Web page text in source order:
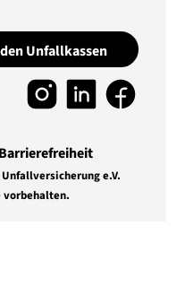
Unfallkassen
Barrierefreiheit
e.V.
vorbehalten.